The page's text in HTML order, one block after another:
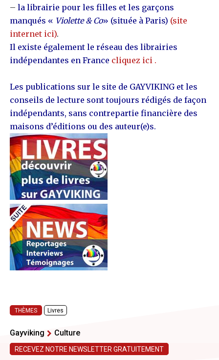
– la librairie pour les filles et les garçons
manqués « Violette & Co» (située à Paris) (site
internet ici).
Il existe également le réseau des librairies
indépendantes en France cliquez ici .
Les publications sur le site de GAYVIKING et les
conseils de lecture sont toujours rédigés de façon
indépendants, sans contrepartie financière des
maisons d’éditions ou des auteur(e)s.
THÈMES Livres
Gayviking Culture
RECEVEZ NOTRE NEWSLETTER GRATUITEMENT